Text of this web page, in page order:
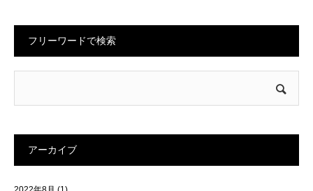
フリーワードで検索
アーカイブ